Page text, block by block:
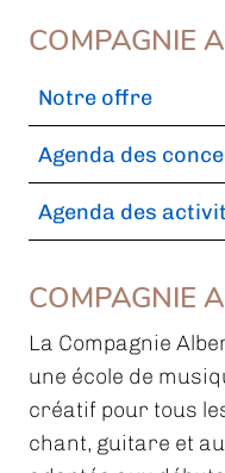
COMPAGNIE
COMPAGNIE
La Compagnie
une école de
créatif pour tous
chant, guitare et
Notre offre
Agenda des
Agenda des